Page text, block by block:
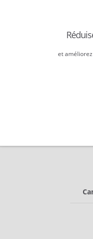
et